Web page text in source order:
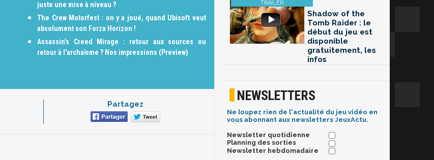
juste une mise à niveau ?
The Crew Motorfest : on y a joué, quand Ubisoft veut
absolument son Forza Horizon !
Assassin’s Creed Mirage : retour aux sources ou
retour à l'archaïsme ? Nos impressions (Preview)
Partagez
Shadow of the
Tomb Raider : le
début du jeu est
disponible
gratuitement, les
infos
NEWSLETTERS
Ne loupez rien de l'actualité du jeu vidéo en
vous abonnant aux newsletters JeuxActu.
Newsletter quotidienne
Planning des sorties
Newsletter hebdomadaire